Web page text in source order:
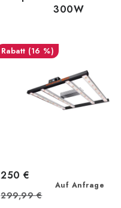
300W
(16 %)
Auf Anfrage
250 €
299,99 €